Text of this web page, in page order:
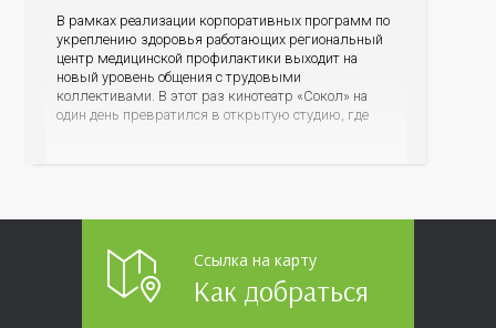
В рамках реализации корпоративных программ по
укреплению здоровья работающих региональный
центр медицинской профилактики выходит на
новый уровень общения с трудовыми
коллективами. В этот раз кинотеатр «Сокол» на
один день превратился в открытую студию, где
Ссылка на карту
Как добраться